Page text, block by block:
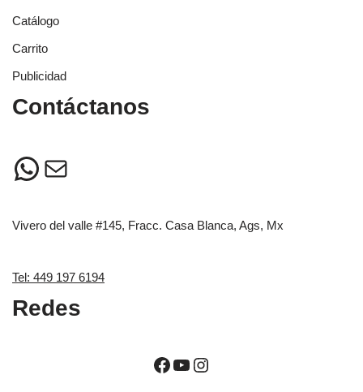
Catálogo
Carrito
Publicidad
Contáctanos
Vivero del valle #145, Fracc. Casa Blanca, Ags, Mx
Tel: 449 197 6194
Redes